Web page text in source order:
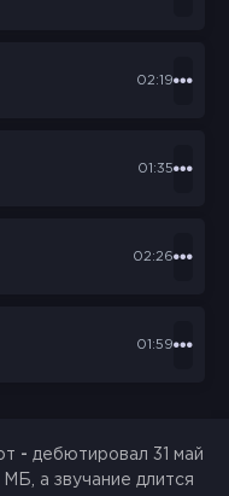
02:19
01:35
02:26
01:59
- дебютировал 31 май
а звучание длится